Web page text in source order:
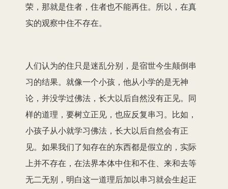
荣，那就是住者，住者也不能再住。所以，在真
实的观察中住不存在。
人们认为的住只是迷乱分别，是宿世今生颠倒串
习的结果。就像一个小孩，他从小学的是无神
论，并没学过佛法，长大以后自然没有正见。同
样的道理，要树立正见，也应反复串习。比如，
小孩子从小就学习佛法，长大以后自然会有正
见。如果我们了知存在的东西都是假立的，实际
上并不存在，在法界本体中住和不住、来和去等
无二无别，明白这一道理后加以串习就会生起正